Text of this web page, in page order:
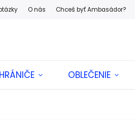
O nás Chceš byť Ambasádor?
OBLEČENIE